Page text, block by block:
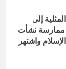
إلى
ممارسة نشأت
واشتهر